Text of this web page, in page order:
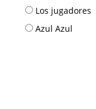
Los jugadores
Azul Azul